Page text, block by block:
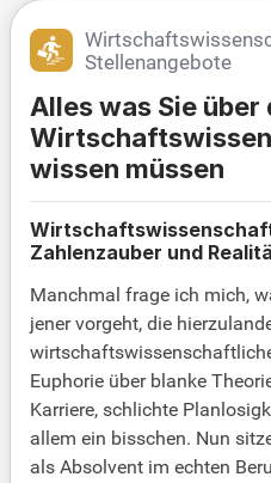
Stellenangebote
Alles was Sie
wissen müssen
Zahlenzauber und
Manchmal frage ich mich,
jener vorgeht, die
Euphorie über blanke
Karriere, schlichte
allem ein bisschen. Nun
als Absolvent im echten